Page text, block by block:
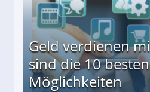
Geld verdienen
sind die 10 besten
Möglichkeiten